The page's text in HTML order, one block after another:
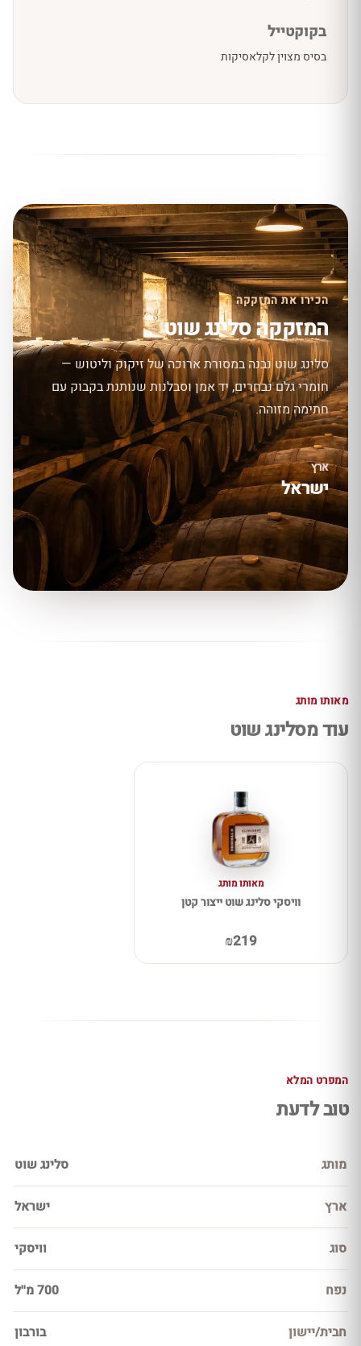
בקוקטייל
בסיס מצוין לקלאסיקות
הכירו את המזקקה
המזקקה סלינג שוט
סלינג שוט נבנה במסורת ארוכה של זיקוק וליטוש —
חומרי גלם נבחרים, יד אמן וסבלנות שנותנת בקבוק עם
חתימה מזוהה.
ארץ
ישראל
מאותו מותג
עוד מסלינג שוט
מאותו מותג
וויסקי סלינג שוט ייצור קטן
₪219
המפרט המלא
טוב לדעת
מותג סלינג שוט
ארץ ישראל
סוג וויסקי
נפח 700 מ''ל
חבית/יישון בורבון